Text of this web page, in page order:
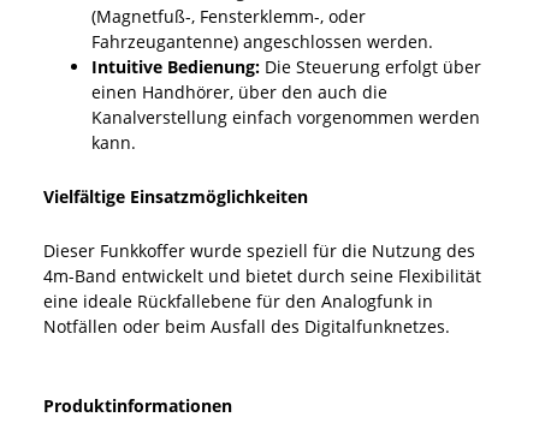
(Magnetfuß-, Fensterklemm-, oder
Fahrzeugantenne) angeschlossen werden.
Intuitive Bedienung: Die Steuerung erfolgt über
einen Handhörer, über den auch die
Kanalverstellung einfach vorgenommen werden
kann.
Vielfältige Einsatzmöglichkeiten
Dieser Funkkoffer wurde speziell für die Nutzung des
4m-Band entwickelt und bietet durch seine Flexibilität
eine ideale Rückfallebene für den Analogfunk in
Notfällen oder beim Ausfall des Digitalfunknetzes.
Produktinformationen